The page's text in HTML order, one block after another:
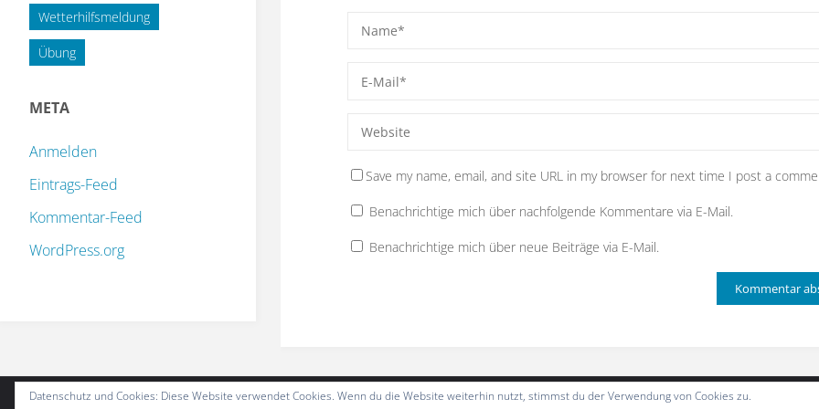
Save my name, email, and site URL in my browser for next time I post a
Benachrichtige mich über nachfolgende Kommentare via E-Mail.
Benachrichtige mich über neue Beiträge via E-Mail.
Wetterhilfsmeldung
Übung
META
Anmelden
Eintrags-Feed
Kommentar-Feed
WordPress.org
Datenschutz und Cookies: Diese Website verwendet Cookies. Wenn du die Website weiterhin nutzt, stimmst du der Verwendung von Cookies zu.